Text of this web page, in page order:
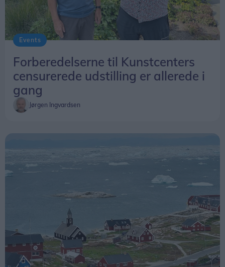
Events
Forberedelserne til Kunstcenters
censurerede udstilling er allerede i
gang
Jørgen Ingvardsen